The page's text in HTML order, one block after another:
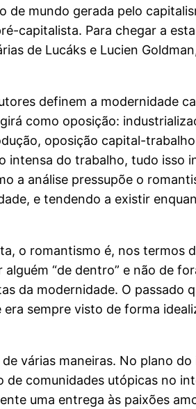
mundo gerada pelo
capitalista. Para chegar a
de Lucáks e Lucien
definem a modernidade
como oposição:
oposição capital-
intensa do trabalho, tudo
a análise pressupõe o
e tendendo a existir
o romantismo é, nos termos
“de dentro” e não de
da modernidade. O
era sempre visto de forma
várias maneiras. No plano
de comunidades utópicas no
uma entrega às paixões